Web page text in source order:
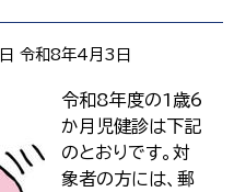
令和8年4月3日
令和8年度の1歳6
か月児健診は下記
のとおりです。対
象者の方には、郵